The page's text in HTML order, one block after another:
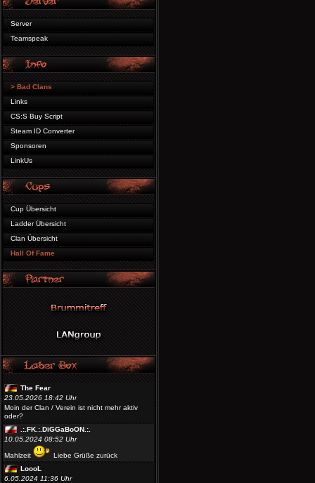
Server
Teamspeak
> Bad Clans
Links
CS:S Buy Script
Steam ID Converter
Sponsoren
LinkUs
Cup Übersicht
Ladder Übersicht
Clan Übersicht
Hall Of Fame
The Fear
23.05.2026 18:42 Uhr
Moin der Clan / Verein ist nicht mehr aktiv
oder?
.:.FK.:.DiGGaBoON.:.
10.05.2024 08:52 Uhr
Mahlzeit
Liebe Grüße zurück
LoooL
6.05.2024 11:36 Uhr